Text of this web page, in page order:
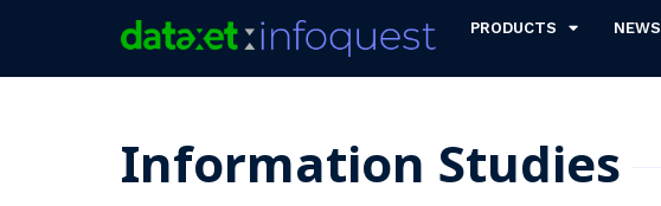
PRODUCTS NEWS
Information Studies